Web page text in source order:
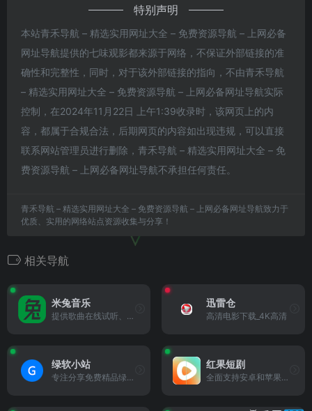
特别声明
本站青禾导航 – 精选实用网址大全 – 免费资源导航 – 上网必备
网址导航提供的七味观影都来源于网络，不保证外部链接的准
确性和完整性，同时，对于该外部链接的指向，不由青禾导航
– 精选实用网址大全 – 免费资源导航 – 上网必备网址导航实际
控制，在2024年11月22日 上午1:39收录时，该网页上的内
容，都属于合规合法，后期网页的内容如出现违规，可以直接
联系网站管理员进行删除，青禾导航 – 精选实用网址大全 – 免
费资源导航 – 上网必备网址导航不承担任何责任。
青禾导航 – 精选实用网址大全 – 免费资源导航 – 上网必备网址导航致力于
优质、实用的网络站点资源收集与分享！
相关导航
米兔音乐
提供歌曲在线试听、免费下载的音乐网站
迅雷仓
高清电影下载_4K高清
绿软小站
专注分享免费精品绿色软件，...
红果短剧
全面支持安卓和苹果APP下载